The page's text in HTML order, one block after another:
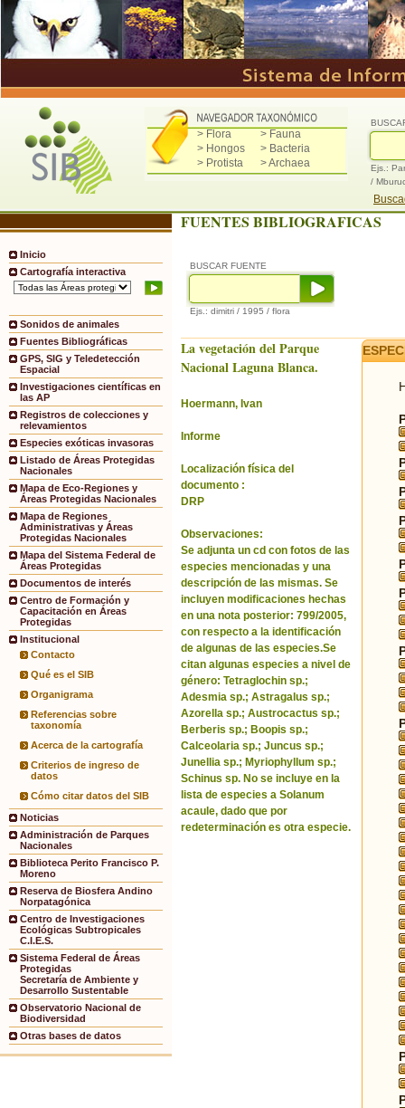
> Flora
> Fauna
> Hongos
> Bacteria
> Protista
> Archaea
Ejs.:
/
Inicio
Cartografía interactiva
Sonidos de animales
Fuentes Bibliográficas
GPS, SIG y Teledetección
Espacial
Investigaciones científicas en
las AP
Registros de colecciones y
relevamientos
Especies exóticas invasoras
Listado de Áreas Protegidas
Nacionales
Mapa de Eco-Regiones y
Áreas Protegidas Nacionales
Mapa de Regiones
Administrativas y Áreas
Protegidas Nacionales
Mapa del Sistema Federal de
Áreas Protegidas
Documentos de interés
Centro de Formación y
Capacitación en Áreas
Protegidas
Institucional
Contacto
Qué es el SIB
Organigrama
Referencias sobre
taxonomía
Acerca de la cartografía
Criterios de ingreso de
datos
Cómo citar datos del SIB
Noticias
Administración de Parques
Nacionales
Biblioteca Perito Francisco P.
Moreno
Reserva de Biosfera Andino
Norpatagónica
Centro de Investigaciones
Ecológicas Subtropicales
C.I.E.S.
Sistema Federal de Áreas
Protegidas
Secretaría de Ambiente y
Desarrollo Sustentable
Observatorio Nacional de
Biodiversidad
Otras bases de datos
FUENTES BIBLIOGRAFICAS
BUSCAR FUENTE
Ejs.: dimitri / 1995 / flora
La vegetación del Parque
Nacional Laguna Blanca.
Hoermann, Ivan
Informe
Localización física del
documento :
DRP
Observaciones:
Se adjunta un cd con fotos de las
especies mencionadas y una
descripción de las mismas. Se
incluyen modificaciones hechas
en una nota posterior: 799/2005,
con respecto a la identificación
de algunas de las especies.Se
citan algunas especies a nivel de
género: Tetraglochin sp.;
Adesmia sp.; Astragalus sp.;
Azorella sp.; Austrocactus sp.;
Berberis sp.; Boopis sp.;
Calceolaria sp.; Juncus sp.;
Junellia sp.; Myriophyllum sp.;
Schinus sp. No se incluye en la
lista de especies a Solanum
acaule, dado que por
redeterminación es otra especie.